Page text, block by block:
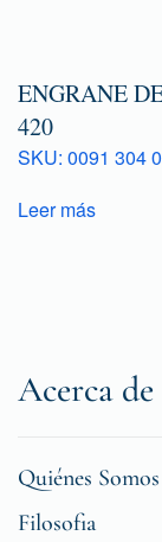
ENGRANE
420
SKU: 0091 304
Leer más
Acerca
Quiénes Somos
Filosofia